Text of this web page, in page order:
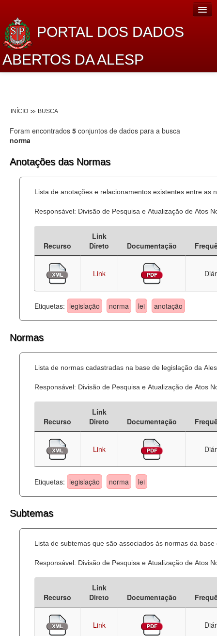
PORTAL DOS DADOS
ABERTOS DA ALESP
Lei de Acesso à Informação
Dados Governamentais Abertos
Planejamento
Catálogo de dados
Processo Legislativo
Administração
Legislação
Agenda
Perguntas frequentes
INÍCIO BUSCA
Foram encontrados 5 conjuntos de dados para a busca
norma
Anotações das Normas
Lista de anotações e relacionamentos existentes entre as
Responsável: Divisão de Pesquisa e Atualização de Atos
Recurso
Link
Direto
Documentação
Link
Etiquetas: legislação norma lei anotação
Normas
Lista de normas cadastradas na base de legislação da
Responsável: Divisão de Pesquisa e Atualização de Atos
Recurso
Link
Direto
Documentação
Link
Etiquetas: legislação norma lei
Subtemas
Lista de subtemas que são associados às normas da
Responsável: Divisão de Pesquisa e Atualização de Atos
Recurso
Link
Direto
Documentação
Link